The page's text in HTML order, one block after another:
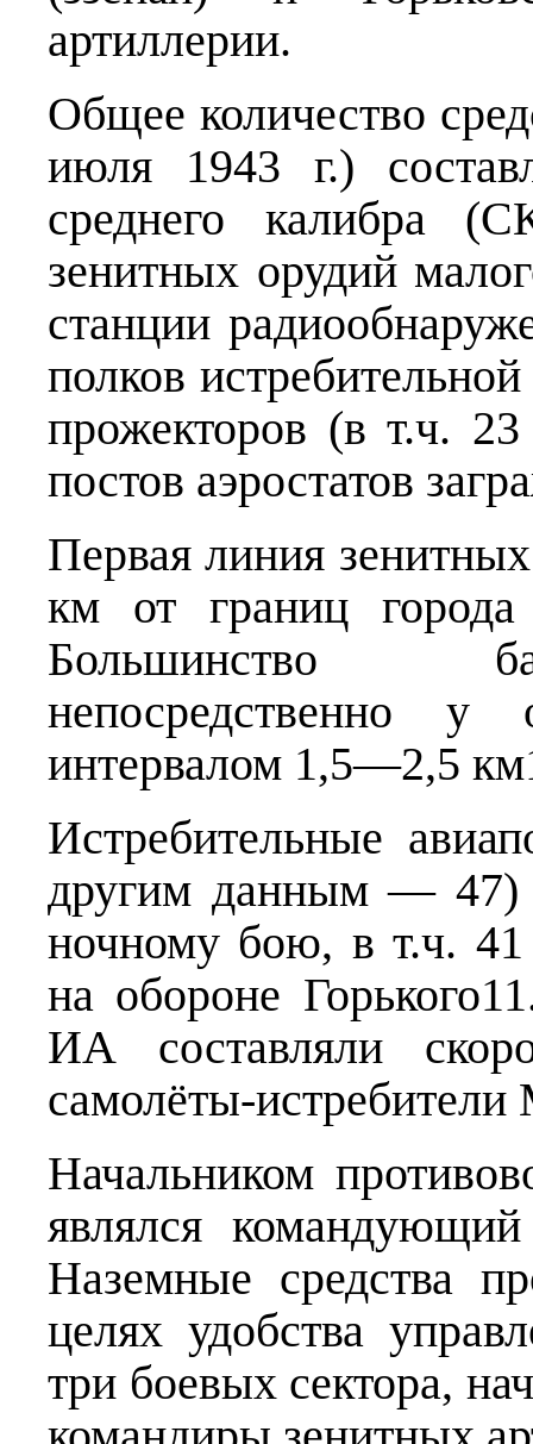
артиллерии.
Общее количество
июля 1943 г.)
среднего калибра
зенитных орудий
станции
полков
прожекторов (в т.ч.
постов аэростатов
Первая линия
км от границ
Большинство
непосредственно у
интервалом 1,5—2,5
Истребительные
другим данным — 47)
ночному бою, в т.ч.
на обороне
ИА составляли
самолёты-
Начальником
являлся
Наземные средства
целях удобства
три боевых сектора,